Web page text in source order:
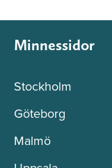
Minnessidor
Stockholm
Göteborg
Malmö